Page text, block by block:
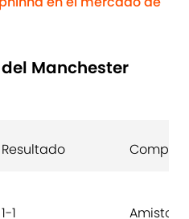
Manchester
Resultado
1-1 Amistoso